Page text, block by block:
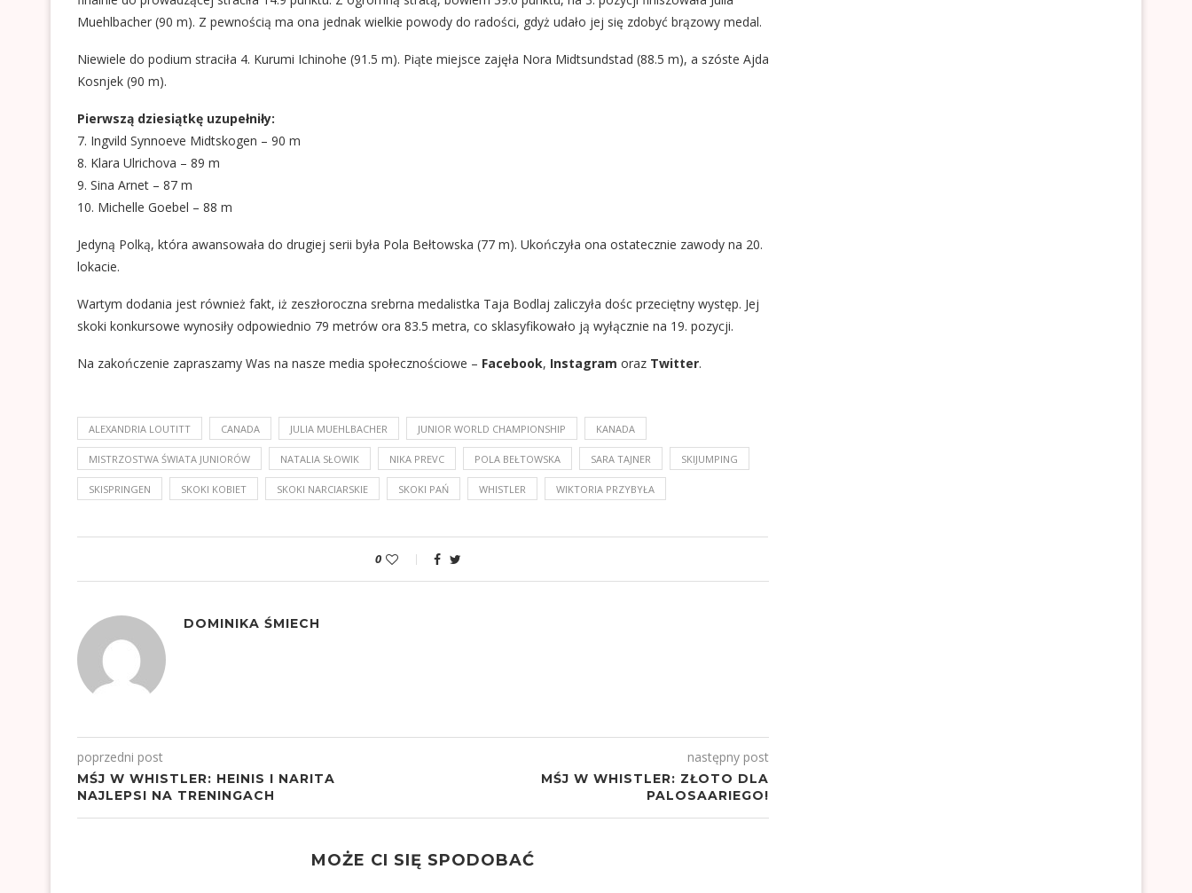
Muehlbacher (90 m). Z pewnością ma ona jednak wielkie powody do radości, gdyż udało jej się zdobyć brązowy medal.
Niewiele do podium straciła 4. Kurumi Ichinohe (91.5 m). Piąte miejsce zajęła Nora Midtsundstad (88.5 m), a szóste Ajda
Kosnjek (90 m).
Pierwszą dziesiątkę uzupełniły:
7. Ingvild Synnoeve Midtskogen – 90 m
8. Klara Ulrichova – 89 m
9. Sina Arnet – 87 m
10. Michelle Goebel – 88 m
Jedyną Polką, która awansowała do drugiej serii była Pola Bełtowska (77 m). Ukończyła ona ostatecznie zawody na 20.
lokacie.
Wartym dodania jest również fakt, iż zeszłoroczna srebrna medalistka Taja Bodlaj zaliczyła dośc przeciętny występ. Jej
skoki konkursowe wynosiły odpowiednio 79 metrów ora 83.5 metra, co sklasyfikowało ją wyłącznie na 19. pozycji.
Na zakończenie zapraszamy Was na nasze media społecznościowe – Facebook, Instagram oraz Twitter.
ALEXANDRIA LOUTITT CANADA JULIA MUEHLBACHER JUNIOR WORLD CHAMPIONSHIP KANADA
MISTRZOSTWA ŚWIATA JUNIORÓW NATALIA SŁOWIK NIKA PREVC POLA BEŁTOWSKA SARA TAJNER SKIJUMPING
SKISPRINGEN SKOKI KOBIET SKOKI NARCIARSKIE SKOKI PAŃ WHISTLER WIKTORIA PRZYBYŁA
0
DOMINIKA ŚMIECH
poprzedni post
MŚJ W WHISTLER: HEINIS I NARITA
NAJLEPSI NA TRENINGACH
następny post
MŚJ W WHISTLER: ZŁOTO DLA
PALOSAARIEGO!
MOŻE CI SIĘ SPODOBAĆ